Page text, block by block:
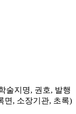
술지명, 권호, 발행
면, 소장기관, 초록)